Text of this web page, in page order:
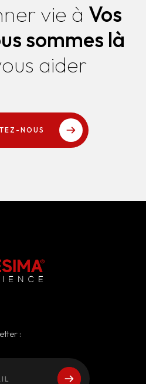
vie à Vos
sommes là
aider
NOUS
: